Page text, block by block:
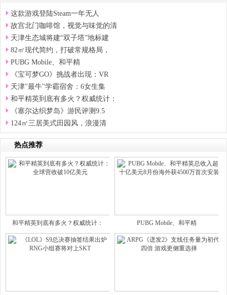
这款游戏登陆Steam一年无人
故宫北门咖啡馆，视觉与味觉的清
天津生态城将建“双子塔”地标建
82㎡现代简约，打破常规格局，
PUBG Mobile、和平精
《宝可梦GO》挑战者出现：VR
天津"最牛"学霸宿舍：6女生集
和平精英到底有多火？权威统计：
《塞尔达织梦岛》游民评测9.5
124㎡三居美式田园风，浪漫清
热点推荐
和平精英到底有多火？权威统计： PUBG Mobile、和平精